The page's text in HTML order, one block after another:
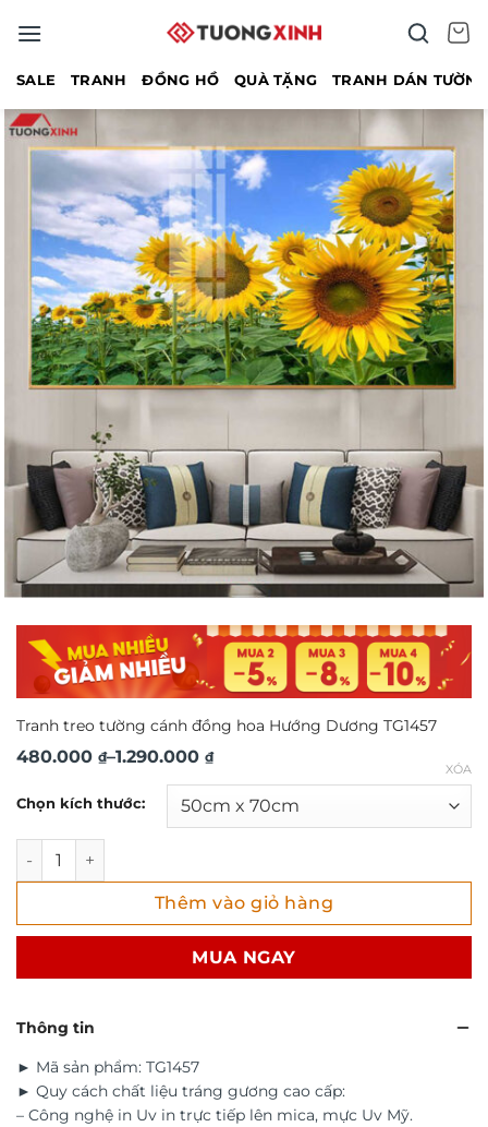
qua
SALE TRANH ĐỒNG HỒ QUÀ TẶNG TRANH DÁN
Tranh treo tường cánh đồng hoa Hướng Dương TG1457
480.000 ₫–1.290.000 ₫
Khoảng
480.000 ₫
đến
1.290.000 ₫
Chọn kích thước:
XÓA
Tranh treo tường cánh đồng hoa Hướng Dương TG1457 số
Thêm vào giỏ hàng
MUA NGAY
Thông tin
► Mã sản phẩm: TG1457
► Quy cách chất liệu tráng gương cao cấp:
– Công nghệ in Uv in trực tiếp lên mica, mực Uv Mỹ.